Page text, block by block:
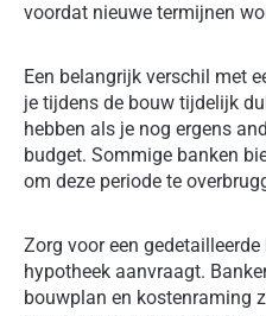
voordat nieuwe termijnen
Een belangrijk verschil met
je tijdens de bouw tijdelijk
hebben als je nog ergens
budget. Sommige banken
om deze periode te
Zorg voor een
hypotheek aanvraagt.
bouwplan en kostenraming